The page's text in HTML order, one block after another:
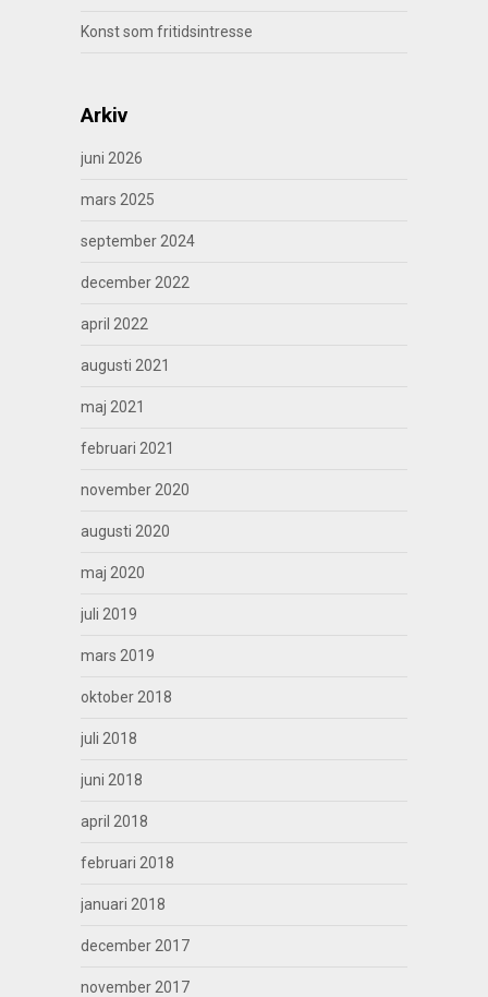
Konst som fritidsintresse
Arkiv
juni 2026
mars 2025
september 2024
december 2022
april 2022
augusti 2021
maj 2021
februari 2021
november 2020
augusti 2020
maj 2020
juli 2019
mars 2019
oktober 2018
juli 2018
juni 2018
april 2018
februari 2018
januari 2018
december 2017
november 2017